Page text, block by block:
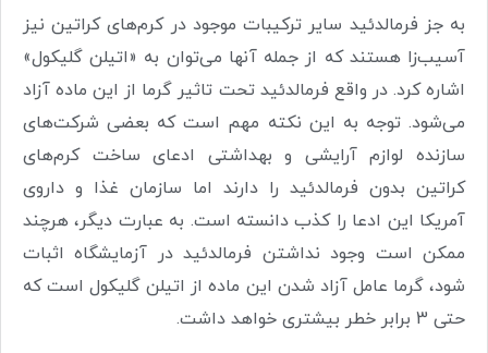
به جز فرمالدئید سایر ترکیبات موجود در کرم‌های کراتین نیز
آسیب‌زا هستند که از جمله آنها می‌توان به «اتیلن گلیکول»
اشاره کرد. در واقع فرمالدئید تحت تاثیر گرما از این ماده آزاد
می‌شود. توجه به این نکته مهم است که بعضی شرکت‌های
سازنده لوازم آرایشی و بهداشتی ادعای ساخت کرم‌های
کراتین بدون فرمالدئید را دارند اما سازمان غذا و داروی
آمریکا این ادعا را کذب دانسته است. به عبارت دیگر، هرچند
ممکن است وجود نداشتن فرمالدئید در آزمایشگاه اثبات
شود، گرما عامل آزاد شدن این ماده از اتیلن گلیکول است که
حتی 3 برابر خطر بیشتری خواهد داشت.